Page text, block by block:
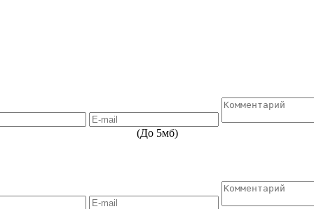
(До 5мб)